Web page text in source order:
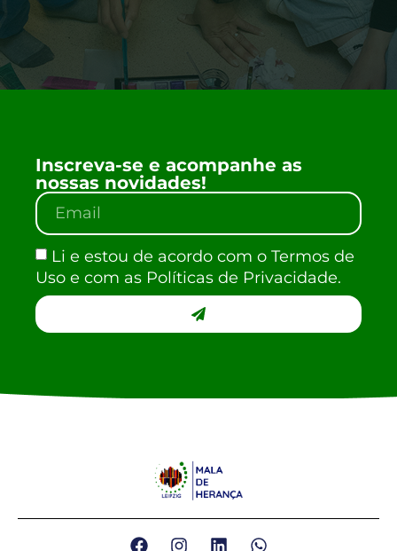
Inscreva-se e acompanhe as
nossas novidades!
Li e estou de acordo com o Termos de
Uso e com as Políticas de Privacidade.